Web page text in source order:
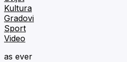
Kultura
Gradovi
Sport
Video
as ever